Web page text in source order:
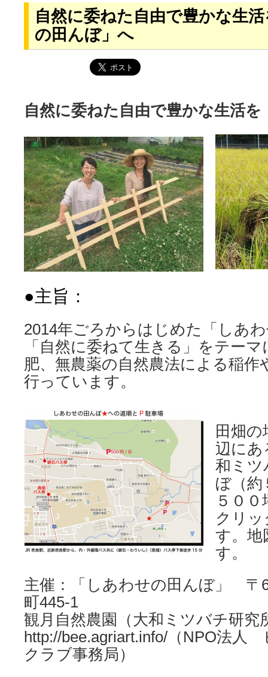
自然に委ねた自由で豊かな生
の田んぼ」へ
自然に委ねた自由で豊かな生活を
●主旨：
2014年ごろからはじめた「しあ
「自然に委ねて生きる」をテー
肥、無農薬の自然農法による稲作
行っています。
田畑の
辺にあ
和ミツ
ぼ（約
５０
クリ
す。地
す。
主催：「しあわせの田んぼ」 〒
町445-1
観月自然農園（大和ミツバチ研究
http://bee.agriart.info/（NPO法人
クラブ事務局）